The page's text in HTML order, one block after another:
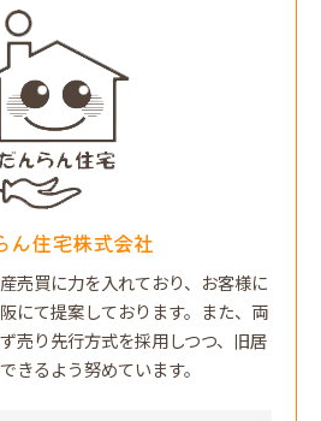
ん住宅株式会社
売買に力を入れており、お客様に
にて提案しております。また、両
売り先行方式を採用しつつ、旧居
きるよう努めています。